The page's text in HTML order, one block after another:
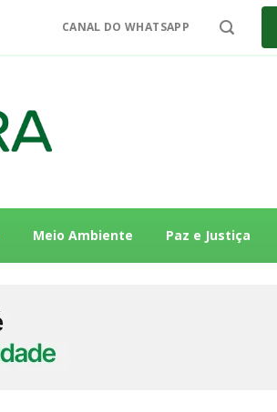
CANAL DO WHATSAPP
Meio Ambiente Paz e Justiça